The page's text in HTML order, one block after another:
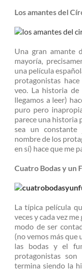
Los amantes del
Una gran amante
mayoría,
una película
protagonistas
veo. La historia
llegamos a leer)
puro pero
parece una historia
sea un constante
nombre de los
en sí) hace que me
Cuatro Bodas y un
La típica película
veces y cada vez
modo de ser
(no vemos más que
las bodas y el
protagonistas
termina siendo la